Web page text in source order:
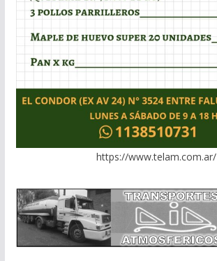
https://www.telam.com.ar/